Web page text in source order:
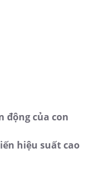
động của con
hiệu suất cao